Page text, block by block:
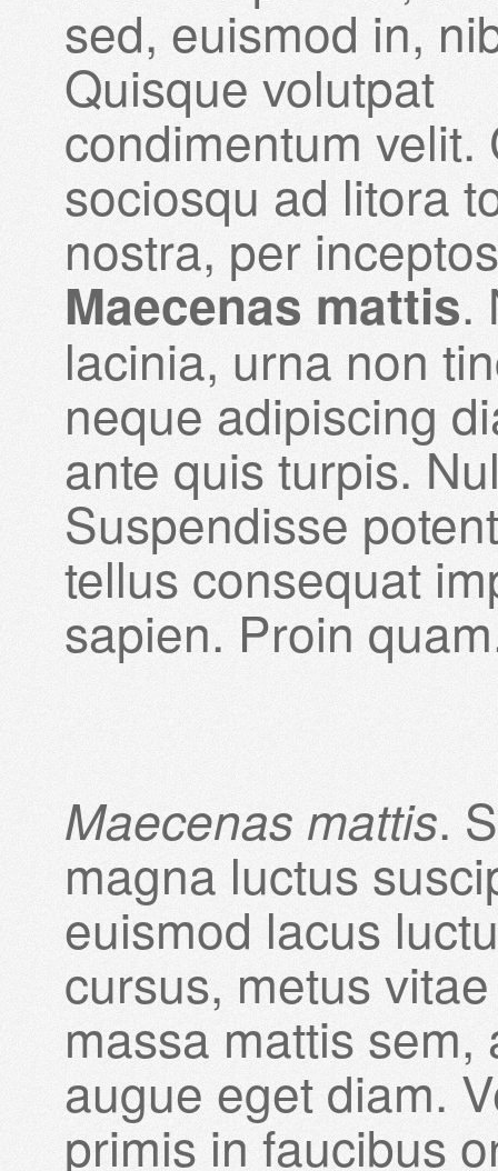
sed, euismod in,
Quisque volutpat
condimentum
sociosqu ad litora
nostra, per
Maecenas mattis.
lacinia, urna non
neque adipiscing
ante quis turpis.
Suspendisse
tellus consequat
sapien. Proin
Maecenas mattis.
magna luctus
euismod lacus
cursus, metus
massa mattis
augue eget diam.
primis in faucibus